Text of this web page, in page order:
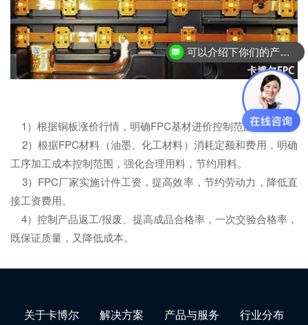
1）根据铜板涨价行情，明确FPC基材进价控制范围。
2）根据FPC材料（油墨、化工材料）消耗定额和费用，明确
工序加工成本控制范围，强化合理用料，节约用料。
3）FPC厂家实施计件工资，提高效率，节约劳动力，降低直
接工资费用。
4）控制产品返工/报废、提高成品合格率，一次交验合格率，
既保证质量，又降低成本。
关于卡博尔 解决方案 产品与服务
行业分布
可以介绍下你们的产品么？